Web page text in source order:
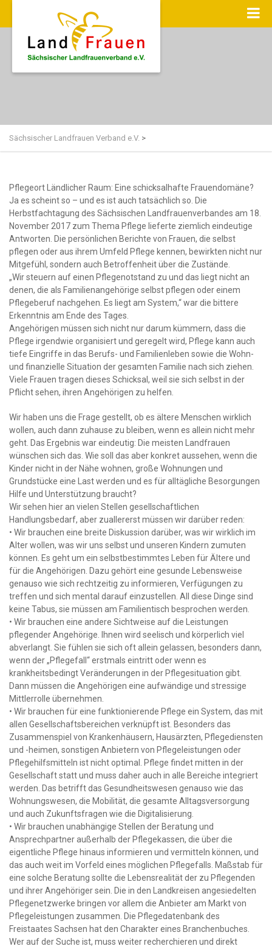
Sächsischer Landfrauen Verband e.V. >
Pflegeort Ländlicher Raum: Eine schicksalhafte Frauendomäne?
Ja es scheint so – und es ist auch tatsächlich so. Die
Herbstfachtagung des Sächsischen Landfrauenverbandes am 18.
November 2017 zum Thema Pflege lieferte ziemlich eindeutige
Antworten. Die persönlichen Berichte von Frauen, die selbst
pflegen oder aus ihrem Umfeld Pflege kennen, bewirkten nicht nur
Mitgefühl, sondern auch Betroffenheit über die Zustände.
„Wir steuern auf einen Pflegenotstand zu und das liegt nicht an
denen, die als Familienangehörige selbst pflegen oder einem
Pflegeberuf nachgehen. Es liegt am System,“ war die bittere
Erkenntnis am Ende des Tages.
Angehörigen müssen sich nicht nur darum kümmern, dass die
Pflege irgendwie organisiert und geregelt wird, Pflege kann auch
tiefe Eingriffe in das Berufs- und Familienleben sowie die Wohn-
und finanzielle Situation der gesamten Familie nach sich ziehen.
Viele Frauen tragen dieses Schicksal, weil sie sich selbst in der
Pflicht sehen, ihren Angehörigen zu helfen.
Wir haben uns die Frage gestellt, ob es ältere Menschen wirklich
wollen, auch dann zuhause zu bleiben, wenn es allein nicht mehr
geht. Das Ergebnis war eindeutig: Die meisten Landfrauen
wünschen sich das. Wie soll das aber konkret aussehen, wenn die
Kinder nicht in der Nähe wohnen, große Wohnungen und
Grundstücke eine Last werden und es für alltägliche Besorgungen
Hilfe und Unterstützung braucht?
Wir sehen hier an vielen Stellen gesellschaftlichen
Handlungsbedarf, aber zuallererst müssen wir darüber reden:
• Wir brauchen eine breite Diskussion darüber, was wir wirklich im
Alter wollen, was wir uns selbst und unseren Kindern zumuten
können. Es geht um ein selbstbestimmtes Leben für Ältere und
für die Angehörigen. Dazu gehört eine gesunde Lebensweise
genauso wie sich rechtzeitig zu informieren, Verfügungen zu
treffen und sich mental darauf einzustellen. All diese Dinge sind
keine Tabus, sie müssen am Familientisch besprochen werden.
• Wir brauchen eine andere Sichtweise auf die Leistungen
pflegender Angehörige. Ihnen wird seelisch und körperlich viel
abverlangt. Sie fühlen sie sich oft allein gelassen, besonders dann,
wenn der „Pflegefall“ erstmals eintritt oder wenn es
krankheitsbedingt Veränderungen in der Pflegesituation gibt.
Dann müssen die Angehörigen eine aufwändige und stressige
Mittlerrolle übernehmen.
• Wir brauchen für eine funktionierende Pflege ein System, das mit
allen Gesellschaftsbereichen verknüpft ist. Besonders das
Zusammenspiel von Krankenhäusern, Hausärzten, Pflegediensten
und -heimen, sonstigen Anbietern von Pflegeleistungen oder
Pflegehilfsmitteln ist nicht optimal. Pflege findet mitten in der
Gesellschaft statt und muss daher auch in alle Bereiche integriert
werden. Das betrifft das Gesundheitswesen genauso wie das
Wohnungswesen, die Mobilität, die gesamte Alltagsversorgung
und auch Zukunftsfragen wie die Digitalisierung.
• Wir brauchen unabhängige Stellen der Beratung und
Ansprechpartner außerhalb der Pflegekassen, die über die
eigentliche Pflege hinaus informieren und vermitteln können, und
das auch weit im Vorfeld eines möglichen Pflegefalls. Maßstab für
eine solche Beratung sollte die Lebensrealität der zu Pflegenden
und ihrer Angehöriger sein. Die in den Landkreisen angesiedelten
Pflegenetzwerke bringen vor allem die Anbieter am Markt von
Pflegeleistungen zusammen. Die Pflegedatenbank des
Freistaates Sachsen hat den Charakter eines Branchenbuches.
Wer auf der Suche ist, muss weiter recherchieren und direkt